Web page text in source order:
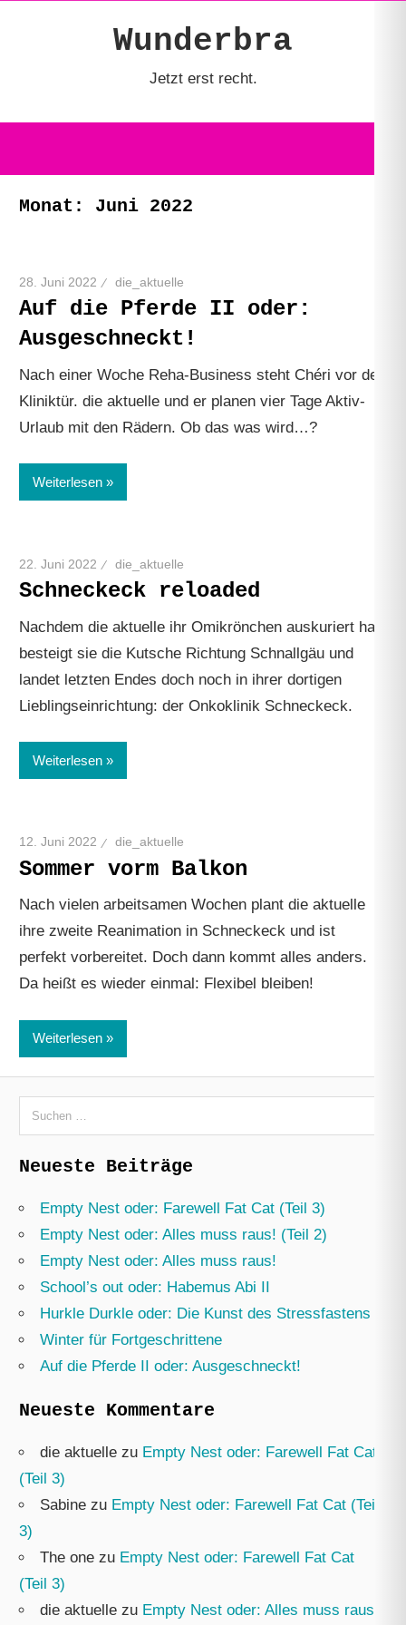
Wunderbra
Jetzt erst recht.
Monat: Juni 2022
28. Juni 2022 die_aktuelle
Auf die Pferde II oder:
Ausgeschneckt!
Nach einer Woche Reha-Business steht Chéri vor der
Kliniktür. die aktuelle und er planen vier Tage Aktiv-
Urlaub mit den Rädern. Ob das was wird…?
Weiterlesen
22. Juni 2022 die_aktuelle
Schneckeck reloaded
Nachdem die aktuelle ihr Omikrönchen auskuriert hat,
besteigt sie die Kutsche Richtung Schnallgäu und
landet letzten Endes doch noch in ihrer dortigen
Lieblingseinrichtung: der Onkoklinik Schneckeck.
Weiterlesen
12. Juni 2022 die_aktuelle
Sommer vorm Balkon
Nach vielen arbeitsamen Wochen plant die aktuelle
ihre zweite Reanimation in Schneckeck und ist
perfekt vorbereitet. Doch dann kommt alles anders.
Da heißt es wieder einmal: Flexibel bleiben!
Weiterlesen
Suchen
nach:
Neueste Beiträge
Empty Nest oder: Farewell Fat Cat (Teil 3)
Empty Nest oder: Alles muss raus! (Teil 2)
Empty Nest oder: Alles muss raus!
School’s out oder: Habemus Abi II
Hurkle Durkle oder: Die Kunst des Stressfastens
Winter für Fortgeschrittene
Auf die Pferde II oder: Ausgeschneckt!
Neueste Kommentare
die aktuelle zu Empty Nest oder: Farewell Fat Cat
(Teil 3)
Sabine zu Empty Nest oder: Farewell Fat Cat (Teil
3)
The one zu Empty Nest oder: Farewell Fat Cat
(Teil 3)
die aktuelle zu Empty Nest oder: Alles muss raus!